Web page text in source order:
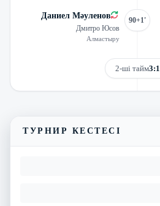
Даниел Мәуленов
Дмитро Юсов
Алмастыру
90+1'
2-ші тайм3:1
ТУРНИР КЕСТЕСІ